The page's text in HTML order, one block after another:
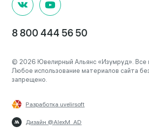
8 800 444 56 50
© 2026 Ювелирный Альянс «Изумруд». Все
Любое использование материалов сайта
запрещено.
Разработка uvelirsoft
Дизайн @AlexM_AD